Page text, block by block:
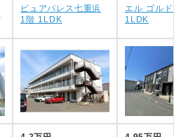
ピュアパレス七重浜
1階 1LDK
エル ゴルド
1LDK